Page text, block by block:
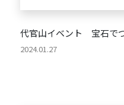
代官山イベント 宝石で
2024.01.27